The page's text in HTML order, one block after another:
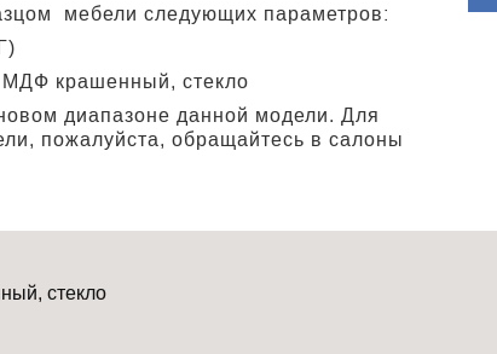
мебели следующих параметров:
МДФ крашенный, стекло
диапазоне данной модели. Для
пожалуйста, обращайтесь в салоны
стекло